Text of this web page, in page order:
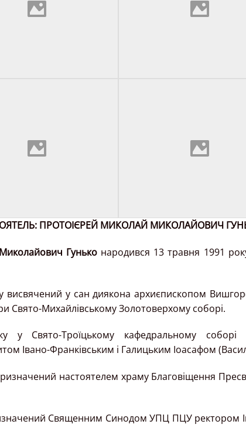
ПРОТОІЄРЕЙ МИКОЛАЙ МИКОЛАЙОВИЧ
Гунько народився 13 травня 1991
висвячений у сан диякона архиєпископом
Свято-Михайлівському Золотоверхому соборі.
Свято-Троїцькому кафедральному соборі
Івано-Франківським і Галицьким Іоасафом
настоятелем храму Благовіщення
Священним Синодом УПЦ ПЦУ ректором